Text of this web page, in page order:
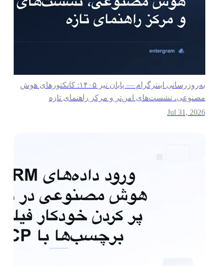
به‌روزرسانی اینترگرام — پایان تیر ۱۴۰۵: کانکتورهای هوش
نشست‌های امن‌تر و مرکز راهنمای تازه
Jul 31,